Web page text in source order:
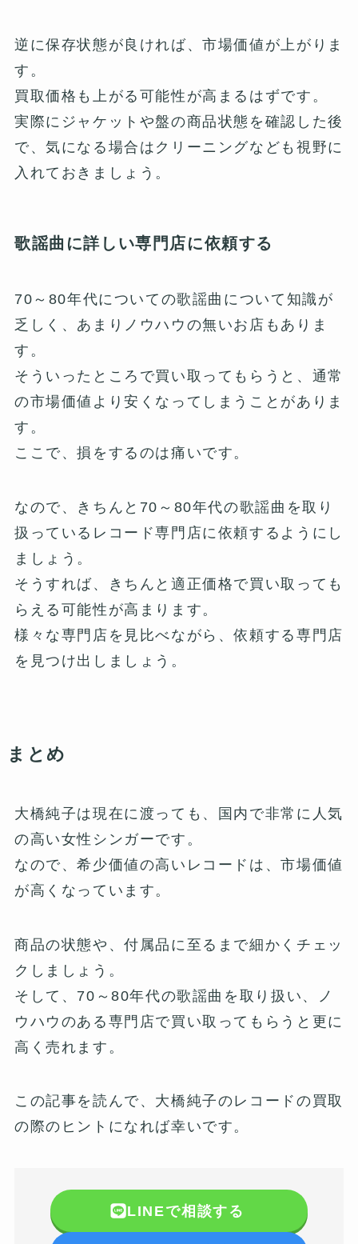
逆に保存状態が良ければ、市場価値が上がりま
す。
買取価格も上がる可能性が高まるはずです。
実際にジャケットや盤の商品状態を確認した後
で、気になる場合はクリーニングなども視野に
入れておきましょう。
歌謡曲に詳しい専門店に依頼する
70～80年代についての歌謡曲について知識が
乏しく、あまりノウハウの無いお店もありま
す。
そういったところで買い取ってもらうと、通常
の市場価値より安くなってしまうことがありま
す。
ここで、損をするのは痛いです。
なので、きちんと70～80年代の歌謡曲を取り
扱っているレコード専門店に依頼するようにし
ましょう。
そうすれば、きちんと適正価格で買い取っても
らえる可能性が高まります。
様々な専門店を見比べながら、依頼する専門店
を見つけ出しましょう。
まとめ
大橋純子は現在に渡っても、国内で非常に人気
の高い女性シンガーです。
なので、希少価値の高いレコードは、市場価値
が高くなっています。
商品の状態や、付属品に至るまで細かくチェッ
クしましょう。
そして、70～80年代の歌謡曲を取り扱い、ノ
ウハウのある専門店で買い取ってもらうと更に
高く売れます。
この記事を読んで、大橋純子のレコードの買取
の際のヒントになれば幸いです。
LINEで相談する